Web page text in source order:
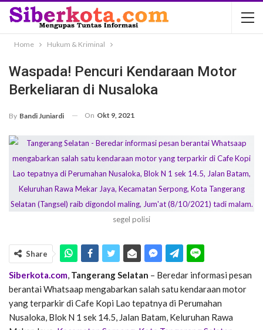
Home Hukum & Kriminal
Waspada! Pencuri Kendaraan Motor
Berkeliaran di Nusaloka
By Bandi Juniardi On Okt 9, 2021
segel polisi
Share
Siberkota.com, Tangerang Selatan – Beredar informasi pesan
berantai Whatsaap mengabarkan salah satu kendaraan motor
yang terparkir di Cafe Kopi Lao tepatnya di Perumahan
Nusaloka, Blok N 1 sek 14.5, Jalan Batam, Keluruhan Rawa